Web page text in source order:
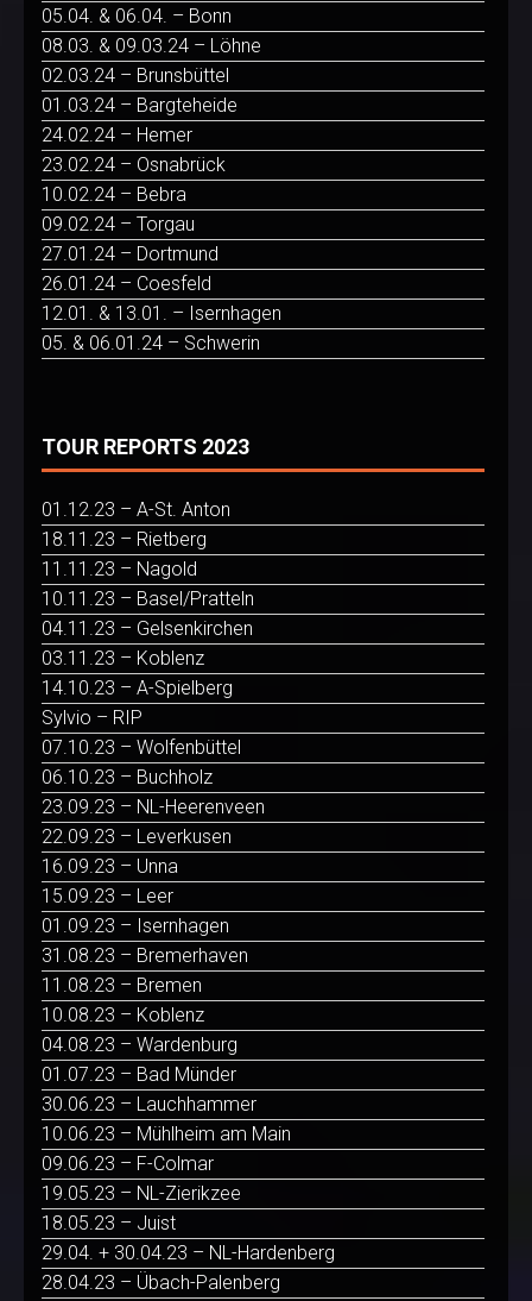
05.04. & 06.04. – Bonn
08.03. & 09.03.24 – Löhne
02.03.24 – Brunsbüttel
01.03.24 – Bargteheide
24.02.24 – Hemer
23.02.24 – Osnabrück
10.02.24 – Bebra
09.02.24 – Torgau
27.01.24 – Dortmund
26.01.24 – Coesfeld
12.01. & 13.01. – Isernhagen
05. & 06.01.24 – Schwerin
TOUR REPORTS 2023
01.12.23 – A-St. Anton
18.11.23 – Rietberg
11.11.23 – Nagold
10.11.23 – Basel/Pratteln
04.11.23 – Gelsenkirchen
03.11.23 – Koblenz
14.10.23 – A-Spielberg
Sylvio – RIP
07.10.23 – Wolfenbüttel
06.10.23 – Buchholz
23.09.23 – NL-Heerenveen
22.09.23 – Leverkusen
16.09.23 – Unna
15.09.23 – Leer
01.09.23 – Isernhagen
31.08.23 – Bremerhaven
11.08.23 – Bremen
10.08.23 – Koblenz
04.08.23 – Wardenburg
01.07.23 – Bad Münder
30.06.23 – Lauchhammer
10.06.23 – Mühlheim am Main
09.06.23 – F-Colmar
19.05.23 – NL-Zierikzee
18.05.23 – Juist
29.04. + 30.04.23 – NL-Hardenberg
28.04.23 – Übach-Palenberg